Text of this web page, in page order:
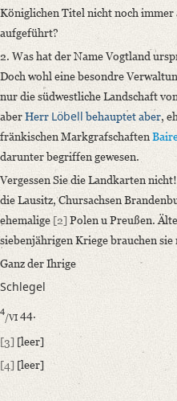
Manuscript
Provider: Berlin, Staatsbibliothek
Classification Number: MA
Incipit: „[1] Erlauben Sie mir,
1. Hat Friedrich der Große
Language
Editors
Bamberg, Claudia
Varwig, Olivia
Königlichen Titel nicht noch immer
aufgeführt?
2. Was hat der Name Vogtland
Doch wohl eine besondre
nur die südwestliche Landschaft
aberHerr Löbellbehauptet aber,
fränkischen Markgrafschaften
darunter begriffen gewesen.
Vergessen Sie die Landkarten
die Lausitz, Chursachsen
ehemalige [2] Polen u Preußen.
siebenjährigen Kriege brauchen sie
Ganz der Ihrige
Schlegel
4
/VI 44.
[3] [leer]
[4] [leer]